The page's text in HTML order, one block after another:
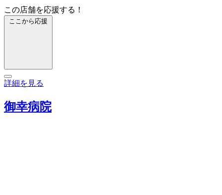
この店舗を応援する！
ここから応援
詳細を見る
御幸病院